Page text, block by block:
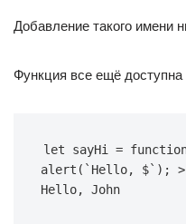
Добавление такого имени
Функция все ещё доступна
let sayHi =
alert(`Hello, $`);
Hello, John